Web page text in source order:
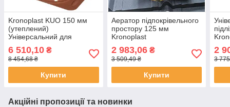
Kronoplast KUO 150 мм
(утеплений)
Універсальний для
покриття
6 510,10 ₴
8 454,68 ₴
Купити
Аератор підпокрівельного
простору 125 мм
Kronoplast
2 983,06₴
3 509,49 ₴
Купити
2
3
Акційні пропозиції та новинки